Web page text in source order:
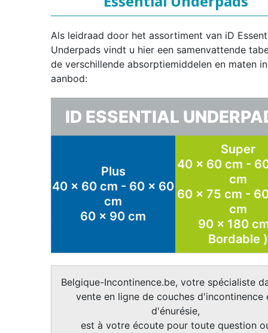
Als leidraad door het assortiment van iD
Underpads vindt u hier een samenvattende
de verschillende absorptiemiddelen en maten
aanbod:
ID ESSENTIAL
Plus
40 x 60 cm - 60 x 60
cm
60 x 90 cm
Super
40 x 60 cm -
cm
60 x 75 cm -
cm
90 x 180
Bordable )
Belgique-Incontinence.be, votre spécialiste
vente en ligne de couches d'incontinence
d'énurésie,
est à votre écoute pour toute question